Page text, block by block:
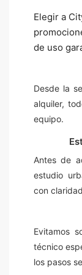
Elegir a
de uso
Desde la
alquiler,
equipo.
Antes de
estudio
con
Evitamos
técnico
los pasos